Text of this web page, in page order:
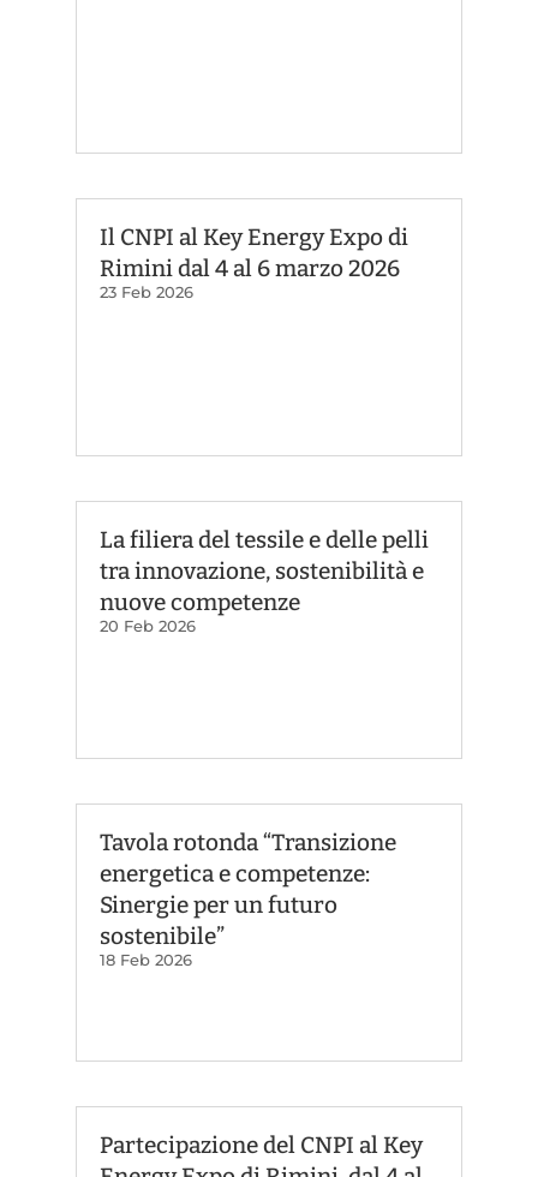
Il CNPI al Key Energy Expo di
Rimini dal 4 al 6 marzo 2026
23 Feb 2026
La filiera del tessile e delle pelli
tra innovazione, sostenibilità e
nuove competenze
20 Feb 2026
Tavola rotonda “Transizione
energetica e competenze:
Sinergie per un futuro
sostenibile”
18 Feb 2026
Partecipazione del CNPI al Key